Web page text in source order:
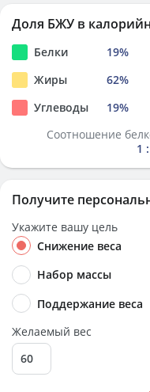
Доля БЖУ в
Белки 19%
Жиры
62%
Углеводы
19%
Соотношение
1
Получите
Укажите вашу цель
Снижение веса
Набор массы
Поддержание веса
Желаемый вес